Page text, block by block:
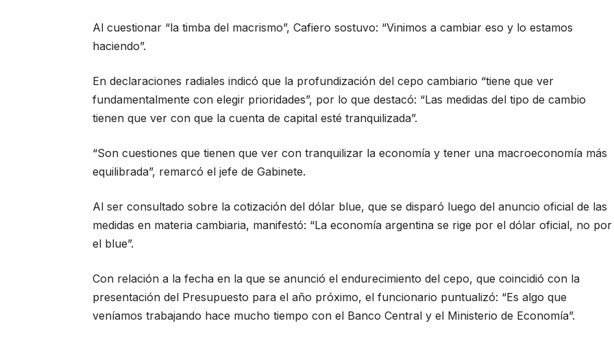
Al cuestionar “la timba del macrismo”, Cafiero sostuvo: “Vinimos a cambiar eso y lo estamos
haciendo”.
En declaraciones radiales indicó que la profundización del cepo cambiario “tiene que ver
fundamentalmente con elegir prioridades”, por lo que destacó: “Las medidas del tipo de cambio
tienen que ver con que la cuenta de capital esté tranquilizada”.
“Son cuestiones que tienen que ver con tranquilizar la economía y tener una macroeconomía más
equilibrada”, remarcó el jefe de Gabinete.
Al ser consultado sobre la cotización del dólar blue, que se disparó luego del anuncio oficial de las
medidas en materia cambiaria, manifestó: “La economía argentina se rige por el dólar oficial, no por
el blue”.
Con relación a la fecha en la que se anunció el endurecimiento del cepo, que coincidió con la
presentación del Presupuesto para el año próximo, el funcionario puntualizó: “Es algo que
veníamos trabajando hace mucho tiempo con el Banco Central y el Ministerio de Economía”.